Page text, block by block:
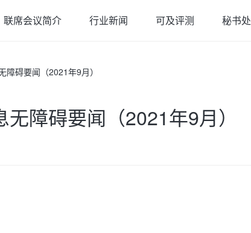
联席会议简介 行业新闻 可及评测 秘书处
碍要闻（2021年9月）
障碍要闻（2021年9月）